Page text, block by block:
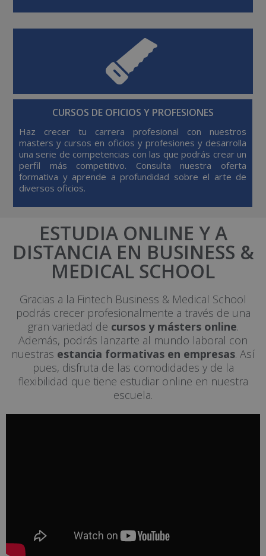
CURSOS DE OFICIOS Y PROFESIONES
Haz crecer tu carrera profesional con nuestros
masters y cursos en oficios y profesiones y desarrolla
una serie de competencias con las que podrás crear un
perfil más competitivo. Consulta nuestra oferta
formativa y aprende a profundidad sobre el arte de
diversos oficios.
ESTUDIA ONLINE Y A
DISTANCIA EN BUSINESS &
MEDICAL SCHOOL
Gracias a la Fintech Business & Medical School
podrás crecer profesionalmente a través de una
gran variedad de cursos y másters online.
Además, podrás lanzarte al mundo laboral con
nuestras estancia formativas en empresas. Así
pues, disfruta de las comodidades y de la
flexibilidad que tiene estudiar online en nuestra
escuela.